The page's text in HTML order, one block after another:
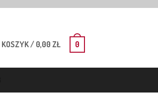
KOSZYK/ 0,00 ZŁ 0